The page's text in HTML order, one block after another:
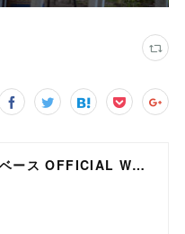
Cafe&Bar 銀山ベース OFFICIAL WEB SITE